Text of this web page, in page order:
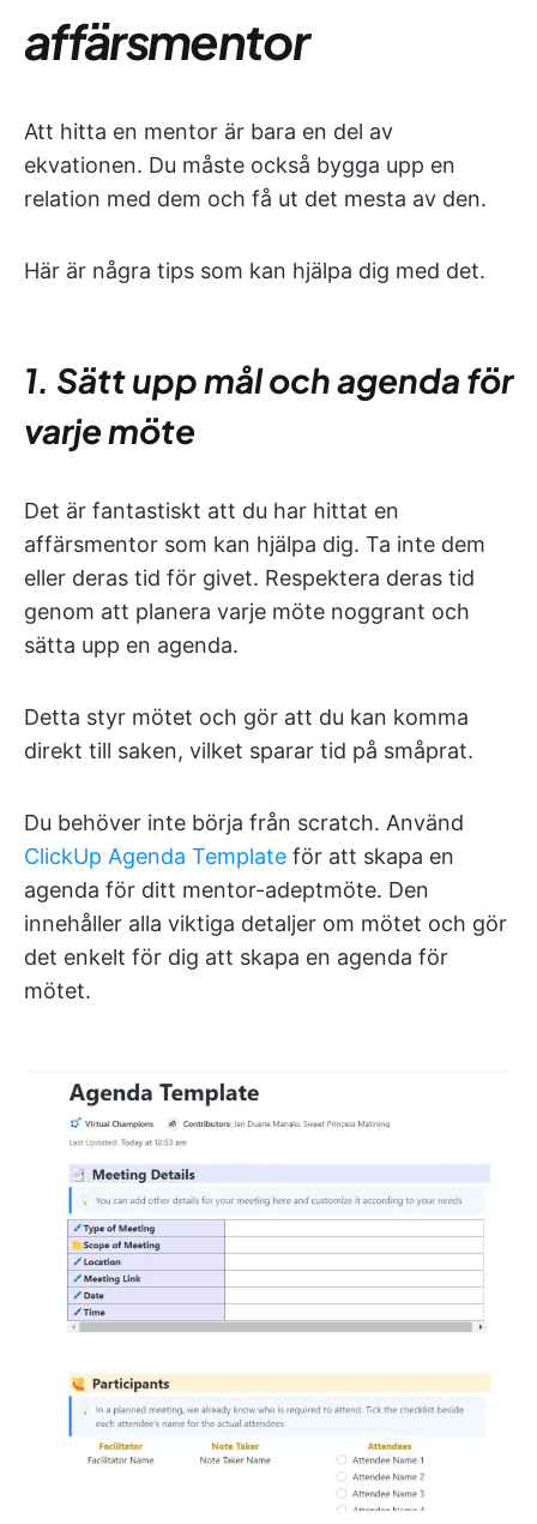
affärsmentor
Att hitta en mentor är bara en del av
ekvationen. Du måste också bygga upp en
relation med dem och få ut det mesta av den.
Här är några tips som kan hjälpa dig med det.
1. Sätt upp mål och agenda för
varje möte
Det är fantastiskt att du har hittat en
affärsmentor som kan hjälpa dig. Ta inte dem
eller deras tid för givet. Respektera deras tid
genom att planera varje möte noggrant och
sätta upp en agenda.
Detta styr mötet och gör att du kan komma
direkt till saken, vilket sparar tid på småprat.
Du behöver inte börja från scratch. Använd
ClickUp Agenda Template för att skapa en
agenda för ditt mentor-adeptmöte. Den
innehåller alla viktiga detaljer om mötet och gör
det enkelt för dig att skapa en agenda för
mötet.